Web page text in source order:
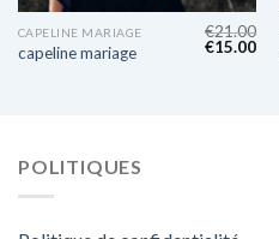
CAPELINE MARIAGE
capeline mariage
€21.00
€15.00
POLITIQUES